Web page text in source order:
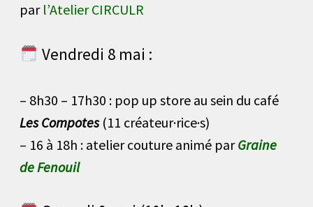
par l’Atelier CIRCULR
Vendredi 8 mai :
– 8h30 – 17h30 : pop up store au sein du café
Les Compotes(11 créateur·rice·s)
– 16 à 18h : atelier couture animé parGraine
de Fenouil